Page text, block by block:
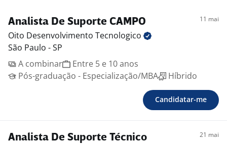
Analista De Suporte CAMPO 11 mai
Oito Desenvolvimento Tecnologico
São Paulo - SP
A combinar
Entre 5 e 10 anos
Pós-graduação - Especialização/MBA
Híbrido
Candidatar-me
Analista De Suporte Técnico 21 mai